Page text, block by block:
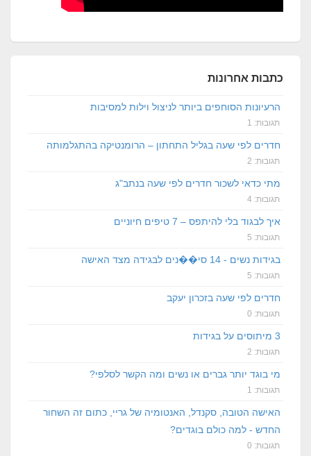
כתבות אחרונות
הרעיונות הסוחפים ביותר לניצול וילות למסיבות
תגובות: 1
חדרים לפי שעה בגליל התחתון – הרומנטיקה בהתגלמותה
תגובות: 2
מתי כדאי לשכור חדרים לפי שעה בנתב"ג
תגובות: 4
איך לבגוד בלי להיתפס – 7 טיפים חיוניים
תגובות: 5
בגידות נשים - 14 סי��נים לבגידה מצד האישה
תגובות: 5
חדרים לפי שעה בזכרון יעקב
תגובות: 0
3 מיתוסים על בגידות
תגובות: 2
מי בוגד יותר גברים או נשים ומה הקשר לסלפי?
תגובות: 1
האישה הטובה, סקנדל, האנטומיה של גריי, כתום זה השחור
החדש - למה כולם בוגדים?
תגובות: 0